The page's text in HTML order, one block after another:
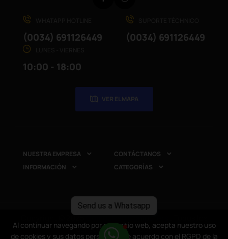
Send us a Whatsapp
Al continuar navegando por este sitio web, acepta nuestro uso
de cookies y sus datos personales de acuerdo con el RGPD de la
(0034) 691126449 (0034) 691126449
10:00 - 18:00
VER EL MAPA
NUESTRA EMPRESA  CONTÁCTANOS 
INFORMACIÓN  CATEGORÍAS 
Al continuar navegando por este sitio web, acepta nuestro uso
de cookies y sus datos personales de acuerdo con el RGPD de la
Copyright © 2025CompuRed Computers
derechos reservados